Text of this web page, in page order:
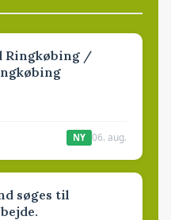
Ringkøbing /
NY 06. aug.
søges til